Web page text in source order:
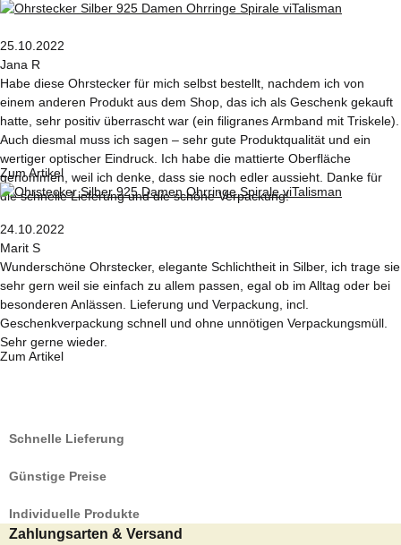
25.10.2022
Jana R
Habe diese Ohrstecker für mich selbst bestellt, nachdem ich von
einem anderen Produkt aus dem Shop, das ich als Geschenk gekauft
hatte, sehr positiv überrascht war (ein filigranes Armband mit Triskele).
Auch diesmal muss ich sagen – sehr gute Produktqualität und ein
wertiger optischer Eindruck. Ich habe die mattierte Oberfläche
genommen, weil ich denke, dass sie noch edler aussieht. Danke für
die schnelle Lieferung und die schöne Verpackung!
Zum Artikel
24.10.2022
Marit S
Wunderschöne Ohrstecker, elegante Schlichtheit in Silber, ich trage sie
sehr gern weil sie einfach zu allem passen, egal ob im Alltag oder bei
besonderen Anlässen. Lieferung und Verpackung, incl.
Geschenkverpackung schnell und ohne unnötigen Verpackungsmüll.
Sehr gerne wieder.
Zum Artikel
Schnelle Lieferung
Günstige Preise
Individuelle Produkte
Zahlungsarten & Versand